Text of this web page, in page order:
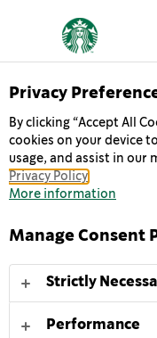
Chilled
De Starbucks®
de smaak van
Dezelfde geweldige
meer
Privacy
By clicking “Accept All
cookies on your device
usage, and assist in our
Privacy Policy
More information
Manage Consent
Strictly
Performance